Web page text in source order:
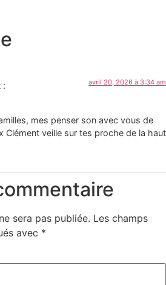
: avril 20, 2026 à 3:34 am
mes penser son avec vous de
Clément veille sur tes proche de la haut
sera pas publiée. Les champs
avec *